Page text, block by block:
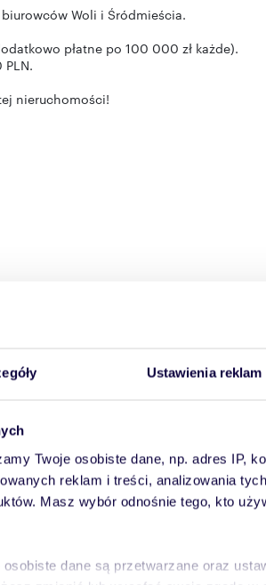
Ustawienia reklam
Twoje osobiste dane, np. adres IP,
reklam i treści, analizowania
Masz wybór odnośnie tego, kto
dane są przetwarzane oraz
Woli i Śródmieścia.
płatne po 100 000 zł każde).
nieruchomości!